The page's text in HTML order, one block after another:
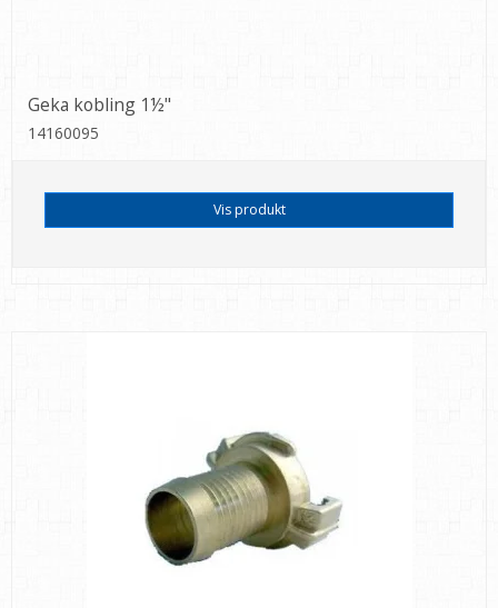
Geka kobling 1½"
14160095
Vis produkt